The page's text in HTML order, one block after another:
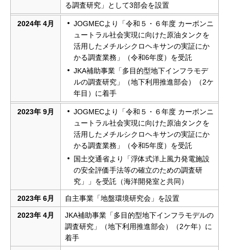
る調査研究」として3部会を設置
2024年 4月
JOGMECより「令和５・６年度 カーボンニ
ュートラル社会実現に向けた原油タンクを
活用したメチルシクロヘキサンの実証にか
かる調査業務」（令和6年度）を受託
JKA補助事業「多目的型地下インフラモデ
ルの調査研究」（地下利用推進部会）（2ケ
年目）に着手
2023年 9月
JOGMECより「令和５・６年度 カーボンニ
ュートラル社会実現に向けた原油タンクを
活用したメチルシクロヘキサンの実証にか
かる調査業務」（令和5年度）を受託
国土交通省より「浮体式洋上風力発電施設
の安全評価手法等の確立のための調査研
究」」を受託（海洋開発室と共同）
2023年 6月 自主事業「地盤環境研究会」を設置
2023年 4月
JKA補助事業「多目的型地下インフラモデルの
調査研究」（地下利用推進部会）（2ケ年）に
着手